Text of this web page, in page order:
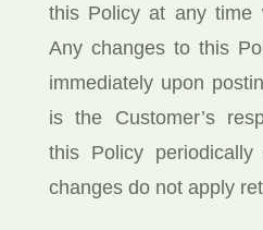
this Policy at any time
Any changes to this
immediately upon
is the Customer’s
this Policy
changes do not apply